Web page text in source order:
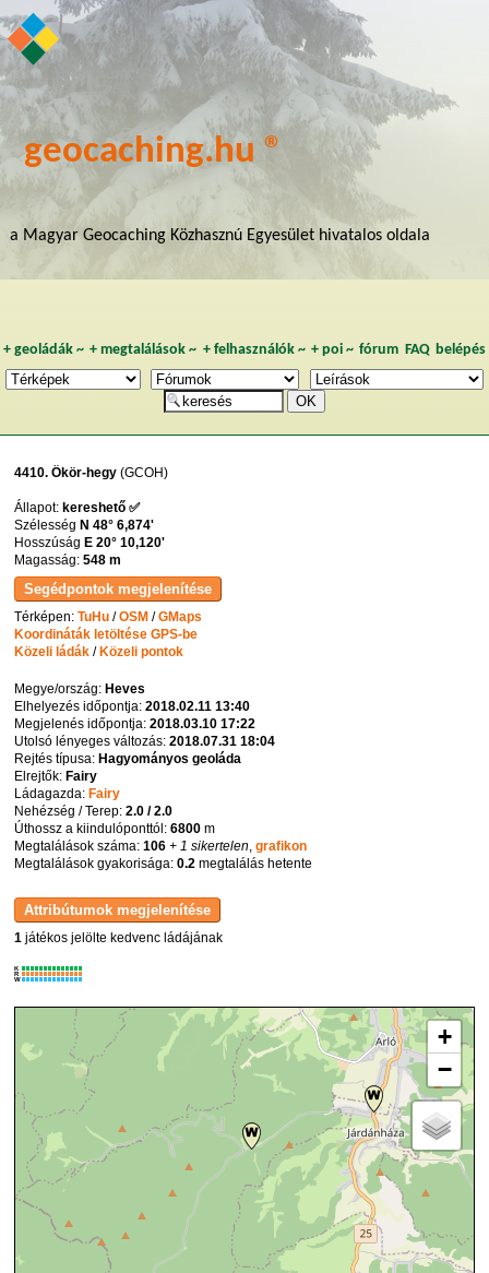
geocaching.hu ®
a Magyar Geocaching Közhasznú Egyesület hivatalos oldala
+ geoládák~ +megtalálások ~ + felhasználók~ + poi~ fórum FAQ belépés
4410. Ökör-hegy (GCOH)
Állapot: kereshető ✅
Szélesség N 48° 6,874'
Hosszúság E 20° 10,120'
Magasság:548 m
Térképen:TuHu /OSM /GMaps
Koordináták letöltése GPS-be
Közeli ládák /Közeli pontok
Megye/ország:Heves
Elhelyezés időpontja:2018.02.11 13:40
Megjelenés időpontja:2018.03.10 17:22
Utolsó lényeges változás:2018.07.31 18:04
Rejtés típusa:Hagyományos geoláda
Elrejtők:Fairy
Ládagazda:Fairy
Nehézség / Terep:2.0 / 2.0
Úthossz a kiindulóponttól:6800 m
Megtalálások száma:106 + 1 sikertelen ,grafikon
Megtalálások gyakorisága:0.2 megtalálás hetente
1 játékos jelölte kedvenc ládájának
K
R
W
+
−